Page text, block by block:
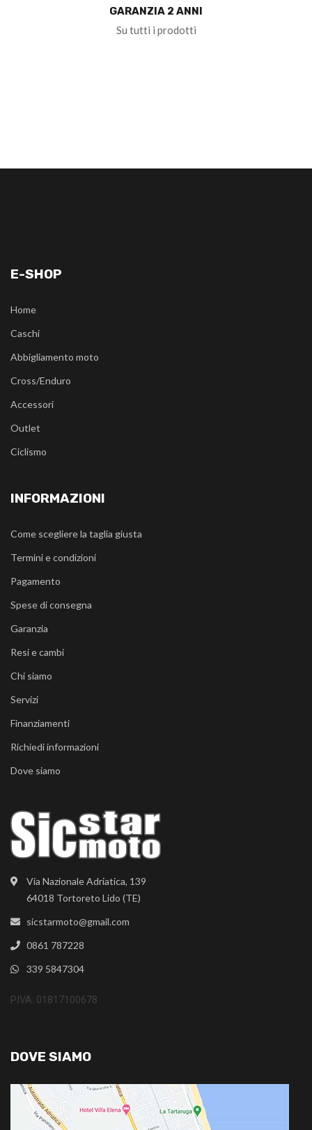
GARANZIA 2 ANNI
Su tutti i prodotti
Via Nazionale Adriatica, 139
64018 Tortoreto Lido (TE)
sicstarmoto@gmail.com
0861 787228
339 5847304
P.IVA: 01817100678
E-SHOP
Home
Caschi
Abbigliamento moto
Cross/Enduro
Accessori
Outlet
Ciclismo
INFORMAZIONI
Come scegliere la taglia giusta
Termini e condizioni
Pagamento
Spese di consegna
Garanzia
Resi e cambi
Chi siamo
Servizi
Finanziamenti
Richiedi informazioni
Dove siamo
DOVE SIAMO